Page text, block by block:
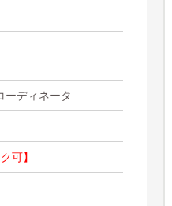
ーディネータ
可】